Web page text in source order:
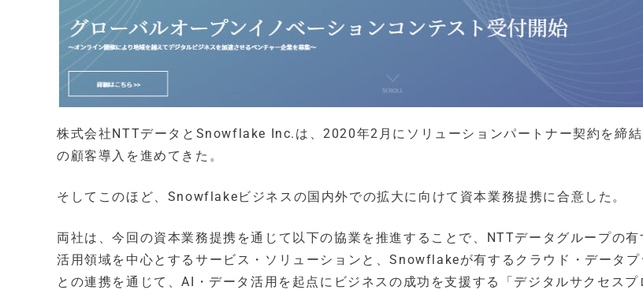
株式会社NTTデータとSnowflake Inc.は、2020年2月にソリューションパートナー契約を締
の顧客導入を進めてきた。
そしてこのほど、Snowflakeビジネスの国内外での拡大に向けて資本業務提携に合意した。
両社は、今回の資本業務提携を通じて以下の協業を推進することで、NTTデータグループの有
活用領域を中心とするサービス・ソリューションと、Snowflakeが有するクラウド・データプ
との連携を通じて、AI・データ活用を起点にビジネスの成功を支援する「デジタルサクセスプ